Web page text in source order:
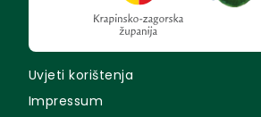
Uvjeti korištenja
Impressum